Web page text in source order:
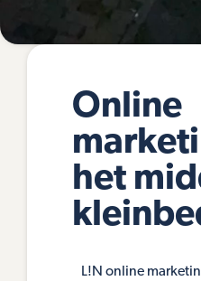
Online
het
L!N online